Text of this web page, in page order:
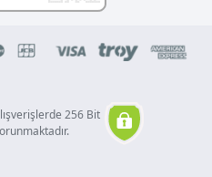
256 Bit